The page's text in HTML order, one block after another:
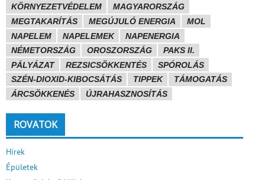
KÖRNYEZETVÉDELEM
MAGYARORSZÁG
MEGTAKARÍTÁS
MEGÚJULÓ ENERGIA
MOL
NAPELEM
NAPELEMEK
NAPENERGIA
NÉMETORSZÁG
OROSZORSZÁG
PAKS II.
PÁLYÁZAT
REZSICSÖKKENTÉS
SPÓROLÁS
SZÉN-DIOXID-KIBOCSÁTÁS
TIPPEK
TÁMOGATÁS
ÁRCSÖKKENÉS
ÚJRAHASZNOSÍTÁS
ROVATOK
Hírek
Épületek